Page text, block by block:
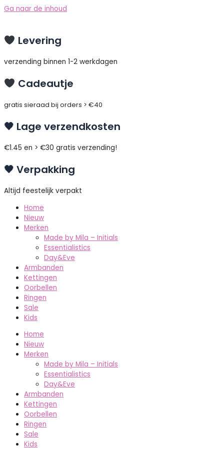
Ga naar de inhoud
Levering
verzending binnen 1-2 werkdagen
Cadeautje
gratis sieraad bij orders > €40
🖤 Lage verzendkosten
€1.45 en > €30 gratis verzending!
🖤 Verpakking
Altijd feestelijk verpakt
Home
Nieuw
Merken
Made by Mila – Initials
Essentialistics
Day&Eve
Armbanden
Kettingen
Oorbellen
Ringen
Sale
Kids
Home
Nieuw
Merken
Made by Mila – Initials
Essentialistics
Day&Eve
Armbanden
Kettingen
Oorbellen
Ringen
Sale
Kids